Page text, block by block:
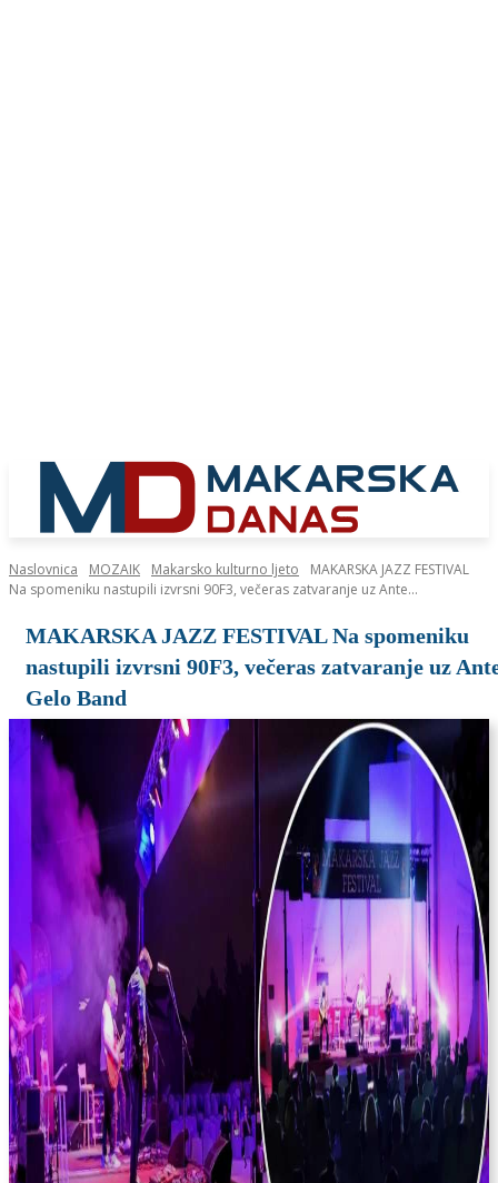
Naslovnica MOZAIK Makarsko kulturno ljeto
MAKARSKA JAZZ FESTIVAL
Na spomeniku nastupili izvrsni 90F3, večeras zatvaranje uz Ante...
MAKARSKA JAZZ FESTIVAL Na spomeniku
nastupili izvrsni 90F3, večeras zatvaranje uz
Gelo Band